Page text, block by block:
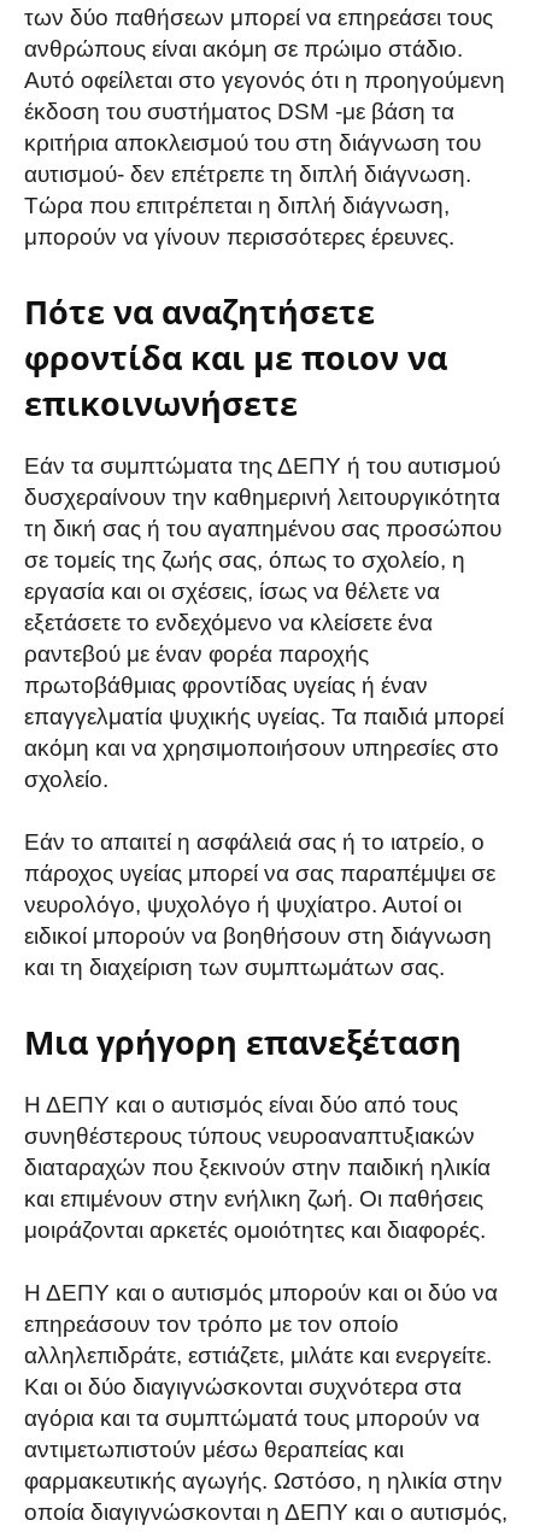
των δύο παθήσεων μπορεί να επηρεάσει τους
ανθρώπους είναι ακόμη σε πρώιμο στάδιο.
Αυτό οφείλεται στο γεγονός ότι η προηγούμενη
έκδοση του συστήματος DSM -με βάση τα
κριτήρια αποκλεισμού του στη διάγνωση του
αυτισμού- δεν επέτρεπε τη διπλή διάγνωση.
Τώρα που επιτρέπεται η διπλή διάγνωση,
μπορούν να γίνουν περισσότερες έρευνες.
Πότε να αναζητήσετε
φροντίδα και με ποιον να
επικοινωνήσετε
Εάν τα συμπτώματα της ΔΕΠΥ ή του αυτισμού
δυσχεραίνουν την καθημερινή λειτουργικότητα
τη δική σας ή του αγαπημένου σας προσώπου
σε τομείς της ζωής σας, όπως το σχολείο, η
εργασία και οι σχέσεις, ίσως να θέλετε να
εξετάσετε το ενδεχόμενο να κλείσετε ένα
ραντεβού με έναν φορέα παροχής
πρωτοβάθμιας φροντίδας υγείας ή έναν
επαγγελματία ψυχικής υγείας. Τα παιδιά μπορεί
ακόμη και να χρησιμοποιήσουν υπηρεσίες στο
σχολείο.
Εάν το απαιτεί η ασφάλειά σας ή το ιατρείο, ο
πάροχος υγείας μπορεί να σας παραπέμψει σε
νευρολόγο, ψυχολόγο ή ψυχίατρο. Αυτοί οι
ειδικοί μπορούν να βοηθήσουν στη διάγνωση
και τη διαχείριση των συμπτωμάτων σας.
Μια γρήγορη επανεξέταση
Η ΔΕΠΥ και ο αυτισμός είναι δύο από τους
συνηθέστερους τύπους νευροαναπτυξιακών
διαταραχών που ξεκινούν στην παιδική ηλικία
και επιμένουν στην ενήλικη ζωή. Οι παθήσεις
μοιράζονται αρκετές ομοιότητες και διαφορές.
Η ΔΕΠΥ και ο αυτισμός μπορούν και οι δύο να
επηρεάσουν τον τρόπο με τον οποίο
αλληλεπιδράτε, εστιάζετε, μιλάτε και ενεργείτε.
Και οι δύο διαγιγνώσκονται συχνότερα στα
αγόρια και τα συμπτώματά τους μπορούν να
αντιμετωπιστούν μέσω θεραπείας και
φαρμακευτικής αγωγής. Ωστόσο, η ηλικία στην
οποία διαγιγνώσκονται η ΔΕΠΥ και ο αυτισμός,